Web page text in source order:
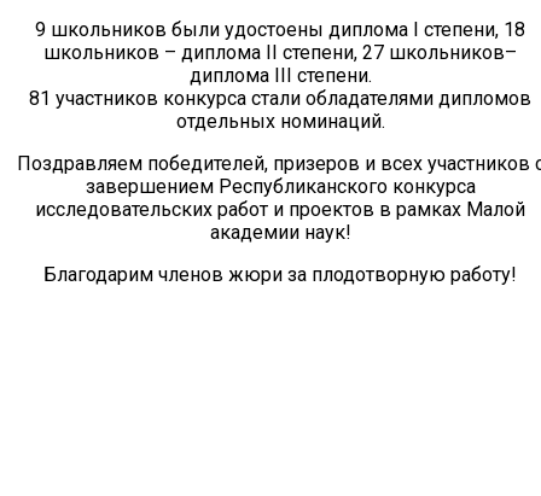
9 школьников были удостоены диплома I степени, 18
школьников – диплома II степени, 27 школьников–
диплома III степени.
81 участников конкурса стали обладателями дипломов
отдельных номинаций.
Поздравляем победителей, призеров и всех участников
завершением Республиканского конкурса
исследовательских работ и проектов в рамках Малой
академии наук!
Благодарим членов жюри за плодотворную работу!